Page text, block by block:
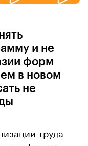
и не
форм
в новом
не
труда